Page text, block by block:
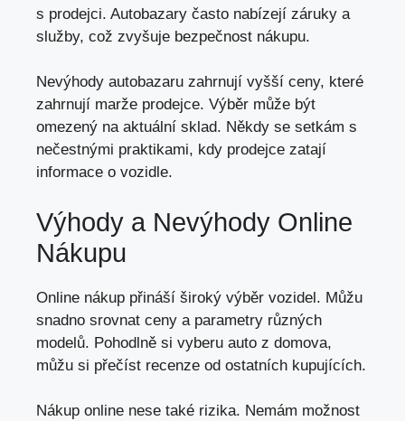
s prodejci. Autobazary často nabízejí záruky a
služby, což zvyšuje bezpečnost nákupu.
Nevýhody autobazaru zahrnují vyšší ceny, které
zahrnují marže prodejce. Výběr může být
omezený na aktuální sklad. Někdy se setkám s
nečestnými praktikami, kdy prodejce zatají
informace o vozidle.
Výhody a Nevýhody Online
Nákupu
Online nákup přináší široký výběr vozidel. Můžu
snadno srovnat ceny a parametry různých
modelů. Pohodlně si vyberu auto z domova,
můžu si přečíst recenze od ostatních kupujících.
Nákup online nese také rizika. Nemám možnost